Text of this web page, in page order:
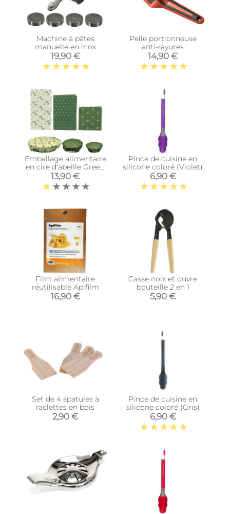
Machine à pâtes
manuelle en inox
19,90 €
Pelle portionneuse
anti-rayures
14,90 €
Emballage alimentaire
en cire d'abeille Green
attitude
13,90 €
Pince de cuisine en
silicone coloré (Violet)
6,90 €
Film alimentaire
réutilisable Apifilm
16,90 €
Casse noix et ouvre
bouteille 2 en 1
5,90 €
Set de 4 spatules à
raclettes en bois
2,90 €
Pince de cuisine en
silicone coloré (Gris)
6,90 €